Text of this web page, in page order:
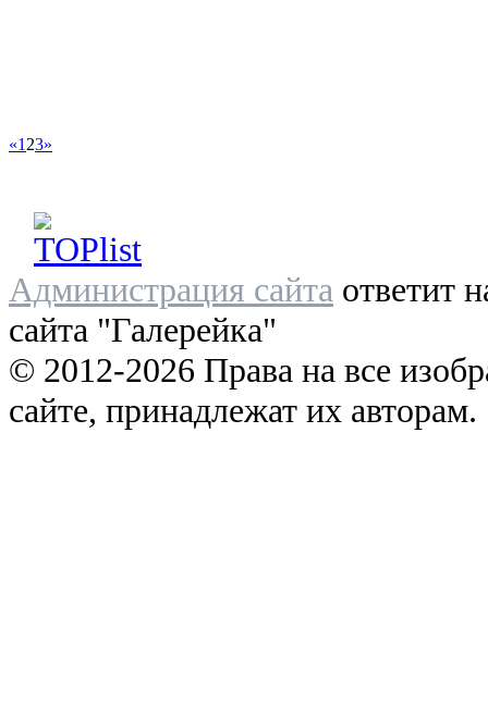
«1 23»
Администрация сайта ответит
сайта "Галерейка"
© 2012-2026 Права на все
сайте, принадлежат их авторам.